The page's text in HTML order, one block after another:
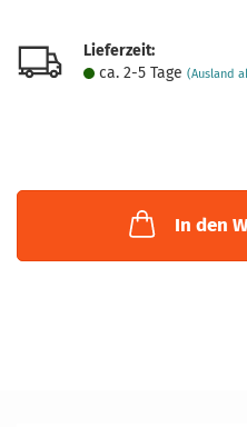
Lieferzeit:
ca. 2-5 Tage (Ausland
In den